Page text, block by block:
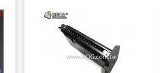
加入購物車